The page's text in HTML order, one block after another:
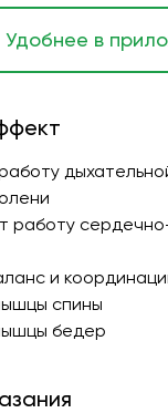
Удобнее в
работу
и
спины
бедер